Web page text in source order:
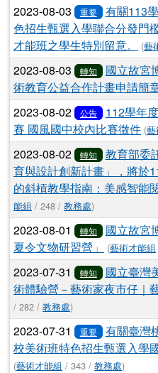
2023-08-03 重要
有關113
色招生甄選入學聯合分發門
才能班之學生特別留意。
(藝
2023-08-03 轉知
國立故宮
術教育公益合作計畫申請簡章
2023-08-02 公告
112學年
賽 國風國中校內比賽徵件 (藝
2023-08-02 轉知
教育部委
育與設計創新計畫」，將於
的斜槓教學指南：美感智能
能組 / 248 / 教務處)
2023-08-01 轉知
國立故宮
夏令文物研習營」
(藝術才能組
2023-07-31 轉知
國立臺灣
術體驗營－藝術家夜市仔｜
/ 282 / 教務處)
2023-07-31 重要
有關臺灣
校美術班特色招生甄選入學
(藝術才能組 / 343 / 教務處)